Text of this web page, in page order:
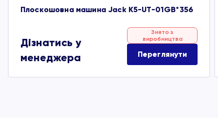
Плоскошовна машина Jack K5-UT-01GB*356
Дізнатись у
менеджера
Знято з
виробництва
Переглянути